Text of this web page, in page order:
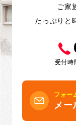
ご家
たっぷりと
受付時
フォー
メー